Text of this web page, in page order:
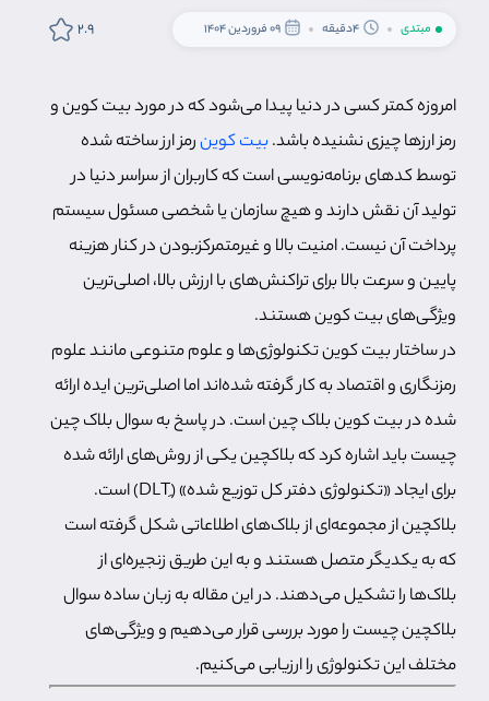
مبتدی 4دقیقه 09 فروردین 1404 2.9
امروزه کمتر کسی در دنیا پیدا می‌شود که در مورد بیت کوین و
رمز ارزها چیزی نشنیده باشد. بیت کوینرمز ارز ساخته شده
توسط کدهای برنامه‌نویسی است که کاربران از سراسر دنیا در
تولید آن نقش دارند و هیچ سازمان یا شخصی مسئول سیستم
پرداخت آن نیست. امنیت بالا و غیرمتمرکزبودن در کنار هزینه
پایین و سرعت بالا برای تراکنش‌های با ارزش بالا، اصلی‌ترین
ویژگی‌های بیت کوین هستند.
در ساختار بیت کوین تکنولوژی‌ها و علوم متنوعی مانند علوم
رمزنگاری و اقتصاد به کار گرفته شده‌اند اما اصلی‌ترین ایده ارائه
شده در بیت کوین بلاک چین است. در پاسخ به سوال بلاک چین
چیست باید اشاره کرد که بلاکچین یکی از روش‌های ارائه شده
برای ایجاد «تکنولوژی دفتر کل توزیع شده» (ِDLT) است.
بلاکچین از مجموعه‌ای از بلاک‌های اطلاعاتی شکل گرفته است
که به یکدیگر متصل هستند و به این طریق زنجیره‌ای از
بلاک‌ها را تشکیل می‌دهند. در این مقاله به زبان ساده سوال
بلاکچین چیست را مورد بررسی قرار می‌دهیم و ویژگی‌های
مختلف این تکنولوژی را ارزیابی می‌کنیم.